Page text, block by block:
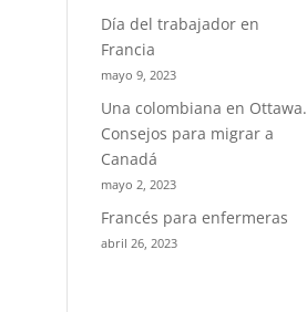
Día del trabajador en
Francia
mayo 9, 2023
Una colombiana en Ottawa.
Consejos para migrar a
Canadá
mayo 2, 2023
Francés para enfermeras
abril 26, 2023